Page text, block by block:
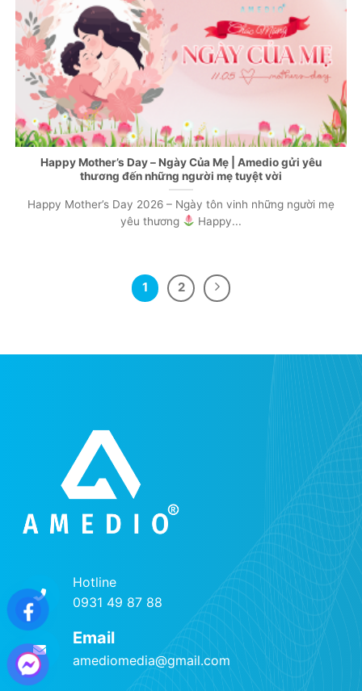
Happy Mother’s Day – Ngày Của Mẹ | Amedio gửi yêu
thương đến những người mẹ tuyệt vời
Happy Mother’s Day 2026 – Ngày tôn vinh những người mẹ
yêu thương
Happy...
1 2
Hotline
0931 49 87 88
Email
amediomedia@gmail.com